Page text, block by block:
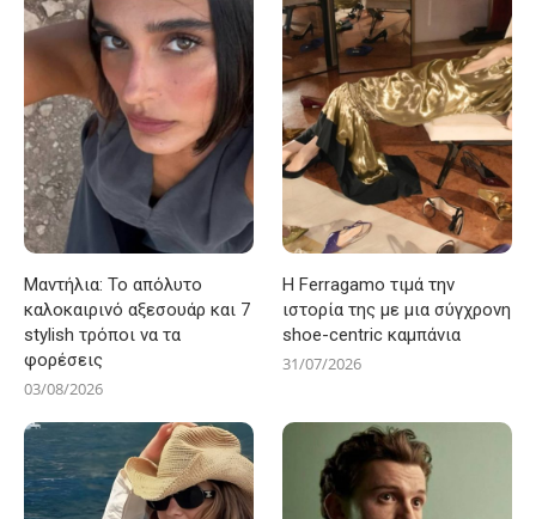
Μαντήλια: Το απόλυτο
καλοκαιρινό αξεσουάρ και 7
stylish τρόποι να τα
φορέσεις
03/08/2026
Η Ferragamo τιμά την
ιστορία της με μια σύγχρονη
shoe-centric καμπάνια
31/07/2026